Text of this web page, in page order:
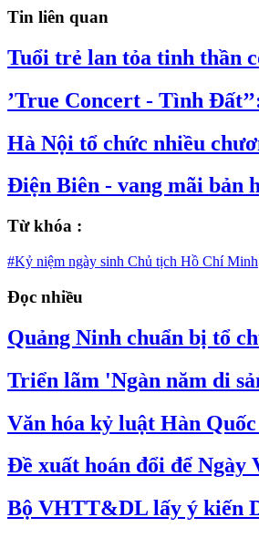
Tin liên quan
Tuổi trẻ lan tỏa tinh thần
’True Concert - Tình
Hà Nội tổ chức nhiều
Điện Biên - vang mãi bản
Từ khóa :
#Kỷ niệm ngày sinh Chủ tịch Hồ Chí Minh
Đọc nhiều
Quảng Ninh chuẩn bị tổ
Triển lãm 'Ngàn năm di
Văn hóa kỷ luật Hàn
Đề xuất hoán đổi để Ngày
Bộ VHTT&DL lấy ý kiến